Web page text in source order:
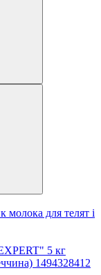
молока для телят і